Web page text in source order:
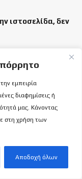
εμπειρία
διαφημίσεις ή
μας. Κάνοντας
στη χρήση των
Αποδοχή όλων
ιστοσελίδα, δεν
με…